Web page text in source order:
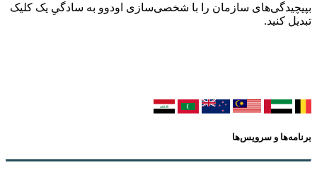
بپیچیدگی‌های سازمان را با شخصی‌سازی اودوو به سادگیِ یک کلیک
تبدیل کنید.
برنامه‌ها و سرویس‌ها